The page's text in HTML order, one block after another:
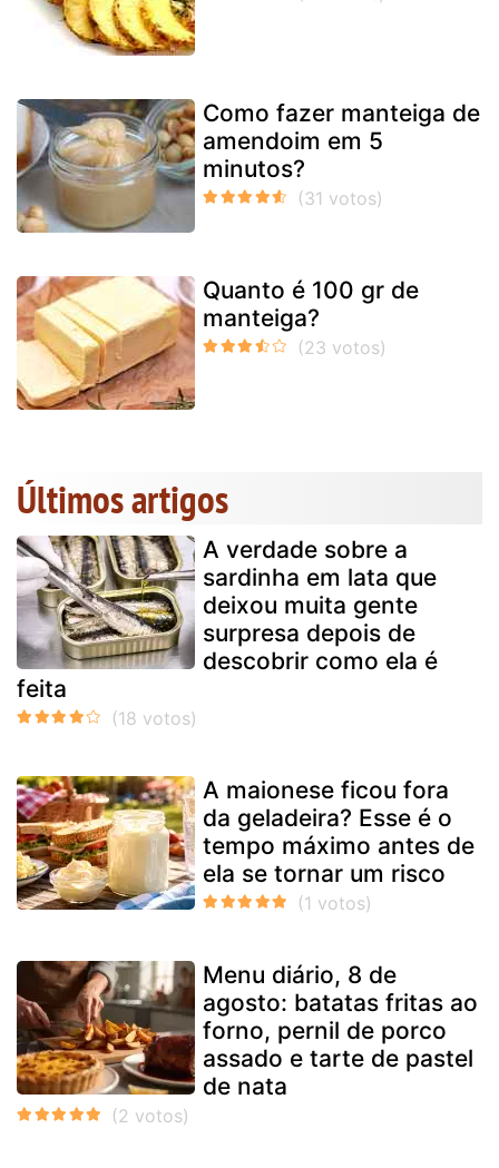
Como fazer manteiga de
amendoim em 5
minutos?
Quanto é 100 gr de
manteiga?
Últimos artigos
A verdade sobre a
sardinha em lata que
deixou muita gente
surpresa depois de
descobrir como ela é
feita
A maionese ficou fora
da geladeira? Esse é o
tempo máximo antes de
ela se tornar um risco
Menu diário, 8 de
agosto: batatas fritas ao
forno, pernil de porco
assado e tarte de pastel
de nata